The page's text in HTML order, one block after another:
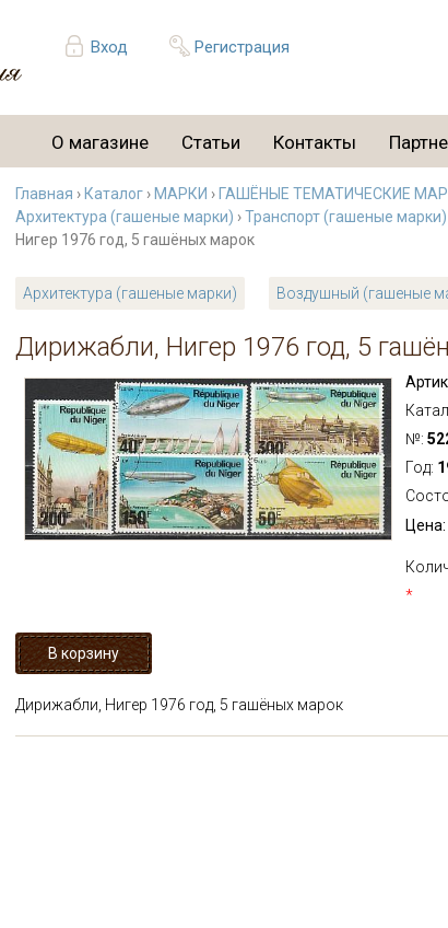
Вход Регистрация
О магазине Статьи Контакты
Главная › Каталог › МАРКИ › ГАШЁНЫЕ ТЕМАТИЧЕСКИЕ
Архитектура (гашеные марки) ›Транспорт (гашеные марки)
Нигер 1976 год, 5 гашёных марок
Архитектура (гашеные марки) Воздушный (гашеные
Дирижабли, Нигер 1976 год, 5
№:
Год:
Цена:
*
Дирижабли, Нигер 1976 год, 5 гашёных марок